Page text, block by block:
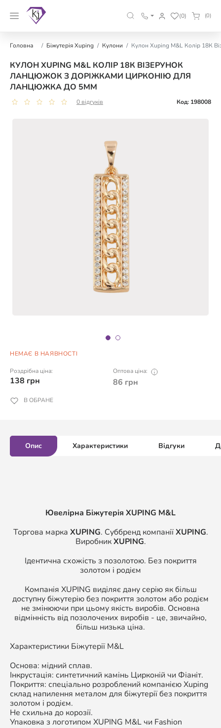
(0) (0)
Головна Біжутерія Xuping Кулони Кулон Xuping M&L Колір 18К
КУЛОН XUPING M&L КОЛІР 18К ВІЗЕРУНОК
ЛАНЦЮЖОК З ДОРІЖКАМИ ЦИРКОНІЮ ДЛЯ
ЛАНЦЮЖКА ДО 5ММ
0 відгуків Код: 198008
НЕМАЄ В НАЯВНОСТІ
Роздрібна ціна:
138 грн
Оптова ціна:
86 грн
В ОБРАНЕ
Опис Характеристики Відгуки
Ювелірна Біжутерія XUPING M&L
Торгова марка XUPING. Суббренд компаніїXUPING.
ВиробникXUPING.
Ідентична схожість з позолотою. Без покриття
золотом і родієм
Компанія XUPING виділяє дану серію як більш
доступну біжутерію без покриття золотом або родієм
не змінюючи при цьому якість виробів. Основна
відмінність від позолочених виробів - це, звичайно,
більш низька ціна.
Характеристики Біжутерії M&L
Основа: мідний сплав.
Інкрустація: синтетичний камінь Цирконій чи Фіаніт.
Покриття: спеціально розроблений компанією Xuping
склад напилення металом для біжутерії без покриття
золотом і родієм.
Не схильна до корозії.
Упаковка з логотипом XUPING M&L чи Fashion